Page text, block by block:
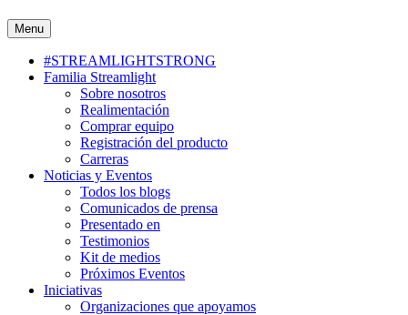
Menu
#STREAMLIGHTSTRONG
Familia Streamlight
Sobre nosotros
Realimentación
Comprar equipo
Registración del producto
Carreras
Noticias y Eventos
Todos los blogs
Comunicados de prensa
Presentado en
Testimonios
Kit de medios
Próximos Eventos
Iniciativas
Organizaciones que apoyamos